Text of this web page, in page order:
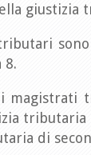
giustizia
8.
di